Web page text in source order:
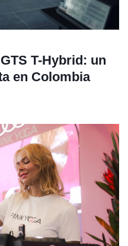
T-Hybrid: un
en Colombia